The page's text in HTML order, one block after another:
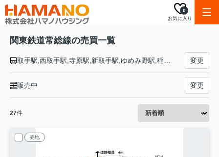
お気に入り
0
関東鉄道常総線の売買一覧
変更
販売中 変更
27件
売地